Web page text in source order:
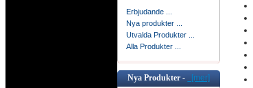
Erbjudande ...
Nya produkter ...
Utvalda Produkter ...
Alla Produkter ...
Nya Produkter - [mer]